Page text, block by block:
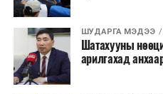
ШУДАРГА МЭДЭЭ
Шатахууны
арилгахад